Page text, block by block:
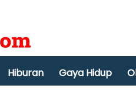
Hiburan Gaya Hidup